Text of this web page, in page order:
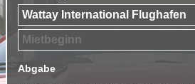
Abgabe